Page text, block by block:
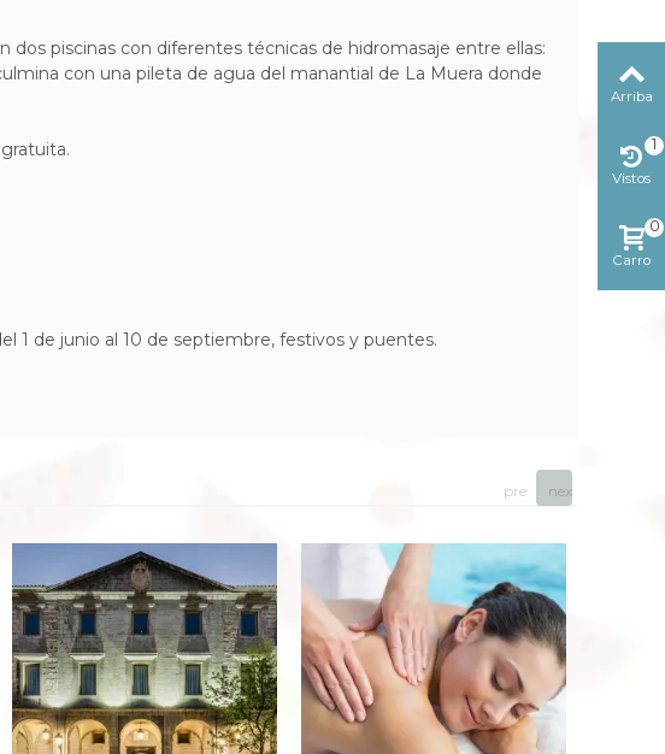
piscinas con diferentes técnicas de hidromasaje entre ellas:
con una pileta de agua del manantial de La Muera donde
1 de junio al 10 de septiembre, festivos y puentes.
prev next
Arriba
Vistos
1
Carro
0